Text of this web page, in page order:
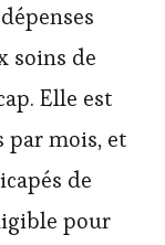
soins de
Elle est
par mois, et
de
pour